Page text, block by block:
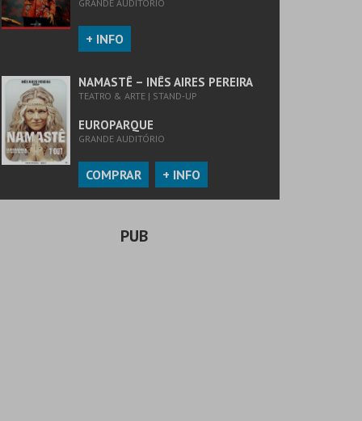
GRANDE AUDITÓRIO
+ INFO
NAMASTÊ – INÊS AIRES PEREIRA
TEATRO & ARTE | STAND-UP
EUROPARQUE
GRANDE AUDITÓRIO
COMPRAR + INFO
PUB